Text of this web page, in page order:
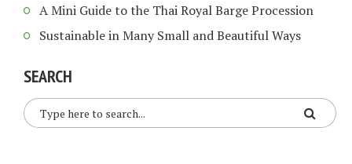
A Mini Guide to the Thai Royal Barge Procession
Sustainable in Many Small and Beautiful Ways
SEARCH